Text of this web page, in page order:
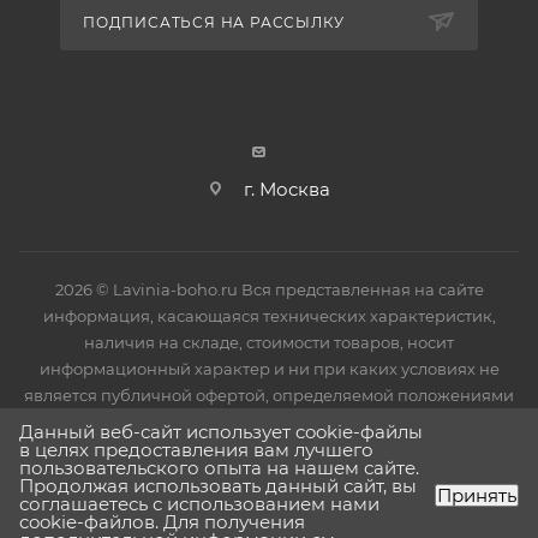
установки защитное покрытие необходимо снять.
ПОДПИСАТЬСЯ НА РАССЫЛКУ
г. Москва
2026 © Lavinia-boho.ru Вся представленная на сайте
информация, касающаяся технических характеристик,
наличия на складе, стоимости товаров, носит
информационный характер и ни при каких условиях не
является публичной офертой, определяемой положениями
Статьи 437(2) Гражданского кодекса РФ.
Данный веб-сайт использует cookie-файлы
в целях предоставления вам лучшего
пользовательского опыта на нашем сайте.
Продолжая использовать данный сайт, вы
соглашаетесь с использованием нами
cookie-файлов. Для получения
Принять